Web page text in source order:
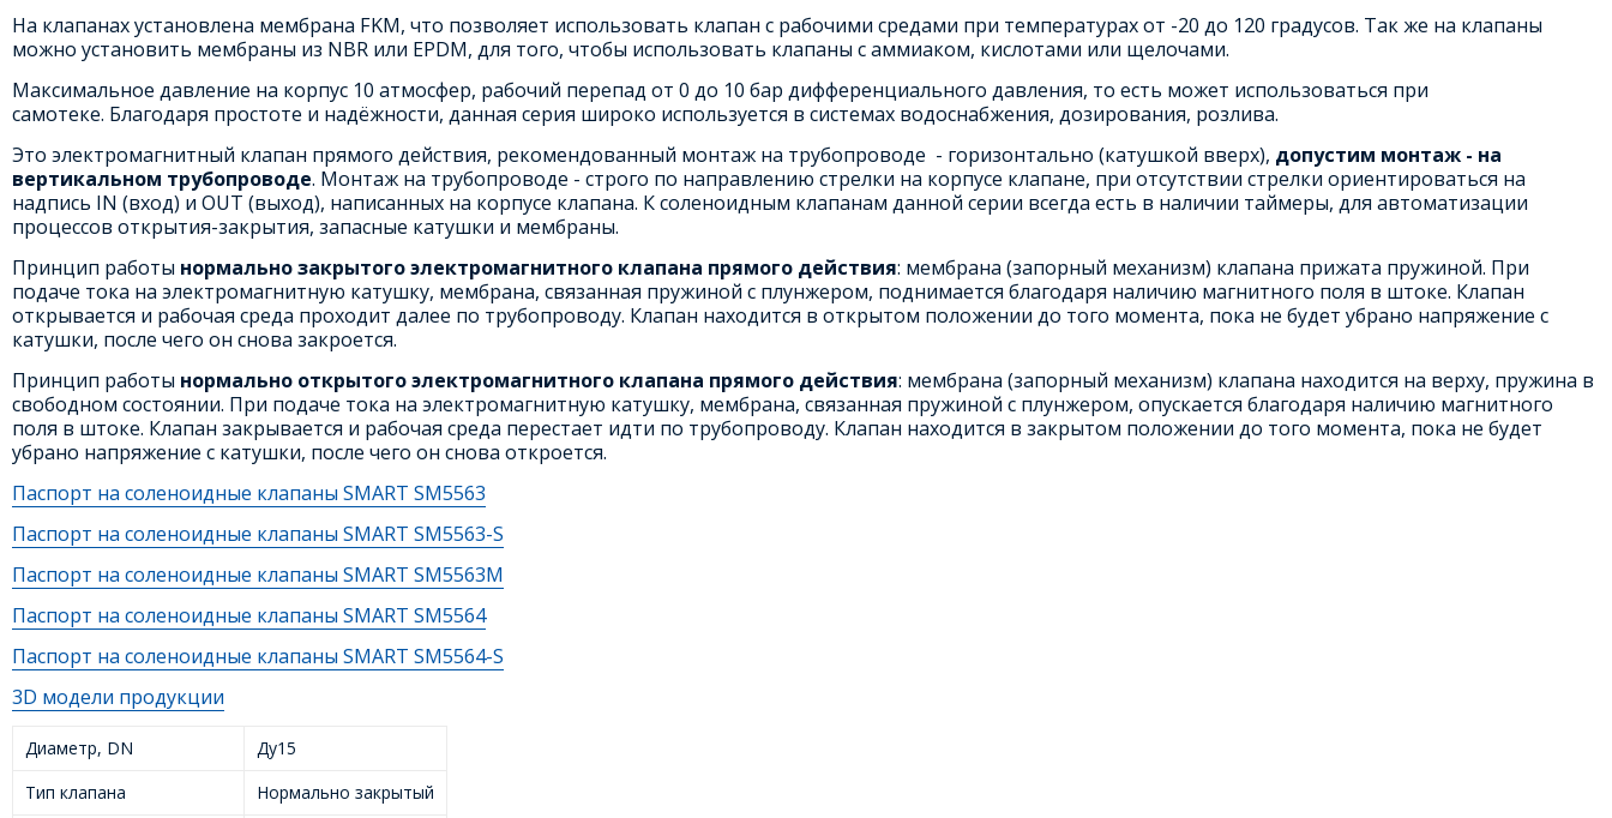
На клапанах установлена мембрана FKM, что позволяет использовать клапан с рабочими средами при температурах от -20 до 120 градусов. Так же на клапаны
можно установить мембраны из NBR или EPDM, для того, чтобы использовать клапаны с аммиаком, кислотами или щелочами.
Максимальное давление на корпус 10 атмосфер, рабочий перепад от 0 до 10 бар дифференциального давления, то есть может использоваться при
самотеке. Благодаря простоте и надёжности, данная серия широко используется в системах водоснабжения, дозирования, розлива.
Это электромагнитный клапан прямого действия, рекомендованный монтаж на трубопроводе - горизонтально (катушкой вверх), допустим монтаж - на
вертикальном трубопроводе. Монтаж на трубопроводе - строго по направлению стрелки на корпусе клапане, при отсутствии стрелки ориентироваться на
надпись IN (вход) и OUT (выход), написанных на корпусе клапана. К соленоидным клапанам данной серии всегда есть в наличии таймеры, для автоматизации
процессов открытия-закрытия, запасные катушки и мембраны.
Принцип работы нормально закрытого электромагнитного клапана прямого действия: мембрана (запорный механизм) клапана прижата пружиной. При
подаче тока на электромагнитную катушку, мембрана, связанная пружиной с плунжером, поднимается благодаря наличию магнитного поля в штоке. Клапан
открывается и рабочая среда проходит далее по трубопроводу. Клапан находится в открытом положении до того момента, пока не будет убрано напряжение с
катушки, после чего он снова закроется.
Принцип работы нормально открытого электромагнитного клапана прямого действия: мембрана (запорный механизм) клапана находится на верху, пружина в
свободном состоянии. При подаче тока на электромагнитную катушку, мембрана, связанная пружиной с плунжером, опускается благодаря наличию магнитного
поля в штоке. Клапан закрывается и рабочая среда перестает идти по трубопроводу. Клапан находится в закрытом положении до того момента, пока не будет
убрано напряжение с катушки, после чего он снова откроется.
Паспорт на соленоидные клапаны SMART SM5563
Паспорт на соленоидные клапаны SMART SM5563-S
Паспорт на соленоидные клапаны SMART SM5563M
Паспорт на соленоидные клапаны SMART SM5564
Паспорт на соленоидные клапаны SMART SM5564-S
3D модели продукции
Диаметр, DN
Ду15
Тип клапана
Нормально закрытый